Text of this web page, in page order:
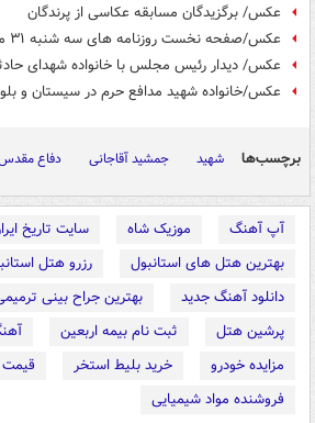
عکس/ برگزیدگان مسابقه عکاسی از پرندگان
عکس/صفحه نخست روزنامه های سه شنبه ۳۱ مرداد
عکس/ دیدار رئیس مجلس با خانواده شهدای
عکس/خانواده شهید مدافع حرم در سیستان و
برچسب‌ها شهید جمشید آقاجانی دفاع
آپ آهنگ موزیک شاه
سایت تاریخ
بهترین هتل های استانبول
رزرو هتل
دانلود آهنگ جدید
بهترین جراح بینی
پرشین هتل
ثبت نام بیمه اربعین
مزایده خودرو
خرید بلیط استخر
فروشنده مواد شیمیایی